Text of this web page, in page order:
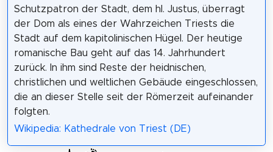
Schutzpatron der Stadt, dem hl. Justus, überragt
der Dom als eines der Wahrzeichen Triests die
Stadt auf dem kapitolinischen Hügel. Der heutige
romanische Bau geht auf das 14. Jahrhundert
zurück. In ihm sind Reste der heidnischen,
christlichen und weltlichen Gebäude eingeschlossen,
die an dieser Stelle seit der Römerzeit aufeinander
folgten.
Wikipedia: Kathedrale von Triest (DE)